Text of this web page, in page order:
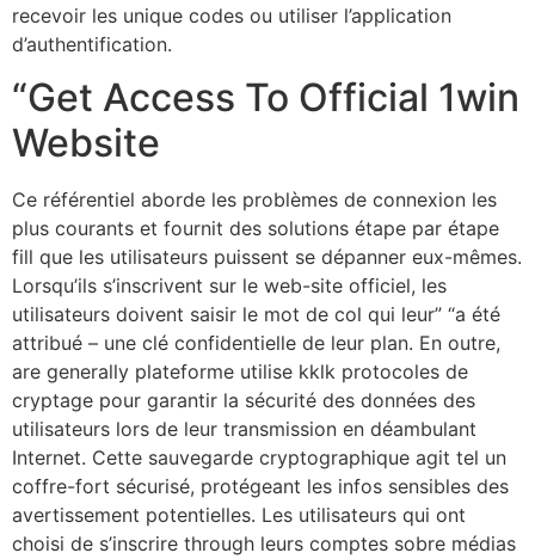
recevoir les unique codes ou utiliser l’application
d’authentification.
“Get Access To Official 1win
Website
Ce référentiel aborde les problèmes de connexion les
plus courants et fournit des solutions étape par étape
fill que les utilisateurs puissent se dépanner eux-mêmes.
Lorsqu’ils s’inscrivent sur le web-site officiel, les
utilisateurs doivent saisir le mot de col qui leur” “a été
attribué – une clé confidentielle de leur plan. En outre,
are generally plateforme utilise kklk protocoles de
cryptage pour garantir la sécurité des données des
utilisateurs lors de leur transmission en déambulant
Internet. Cette sauvegarde cryptographique agit tel un
coffre-fort sécurisé, protégeant les infos sensibles des
avertissement potentielles. Les utilisateurs qui ont
choisi de s’inscrire through leurs comptes sobre médias